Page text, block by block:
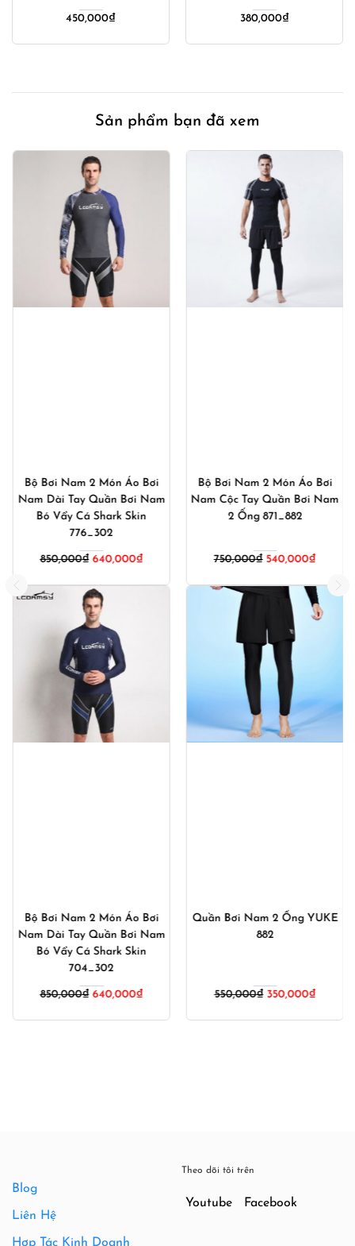
450,000₫ 380,000₫
Sản phẩm bạn đã xem
Bộ Bơi Nam 2 Món Áo Bơi
Nam Dài Tay Quần Bơi Nam
Bó Vẩy Cá Shark Skin
776_302
850,000₫ 640,000₫
Bộ Bơi Nam 2 Món Áo Bơi
Nam Dài Tay Quần Bơi Nam
Bó Vẩy Cá Shark Skin
704_302
850,000₫ 640,000₫
Bộ Bơi Nam 2 Món Áo Bơi
Nam Cộc Tay Quần Bơi Nam
2 Ống 871_882
750,000₫ Giá
750,000₫.
540,000₫Giá
tại
là:
Quần Bơi Nam 2 Ống YUKE
882
550,000₫ Giá
350,000₫Giá
Blog
Liên Hệ
Hợp Tác Kinh Doanh
Theo dõi tôi trên
Youtube Facebook